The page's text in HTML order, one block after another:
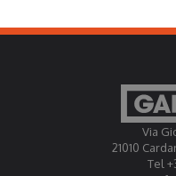
Via
21010
Tel